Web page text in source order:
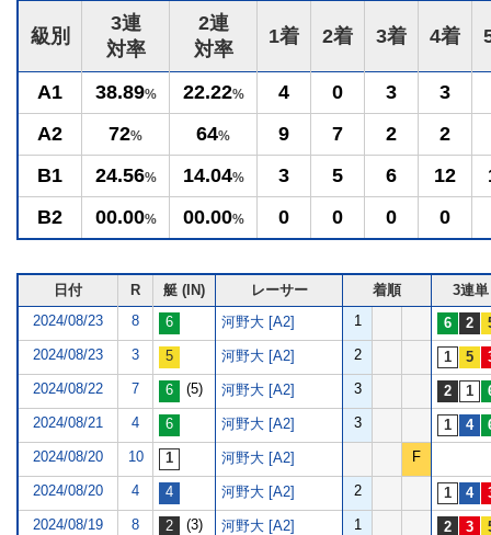
級別
3連
対率
2連
対率
1着 2着 3着 4着
A1 38.89% 22.22% 4 0 3
3
A2
72% 64% 9 7 2
2
B1
24.56% 14.04% 3 5 6 12
B2
00.00% 00.00% 0 0 0 0
日付 R 艇 (IN) レーサー 着順
3連単
2024/08/23
8 河野大 [A2] 1
2024/08/23 3 河野大 [A2] 2
2024/08/22 7 (5) 河野大 [A2] 3
2024/08/21 4 河野大 [A2] 3
2024/08/20 10 河野大 [A2] F
2024/08/20 4 河野大 [A2] 2
2024/08/19 8 (3) 河野大 [A2] 1